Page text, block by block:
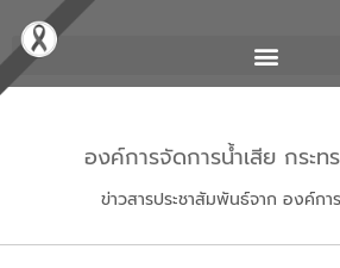
องค์การจัดการน้ำเสีย กระท
ข่าวสารประชาสัมพันธ์จาก องค์กา